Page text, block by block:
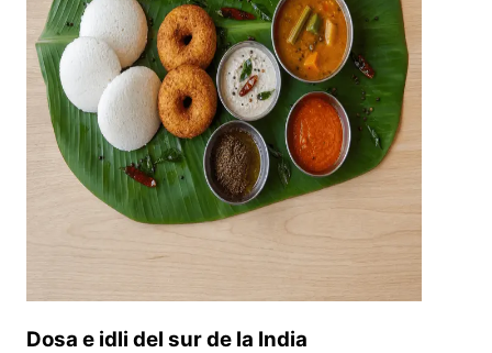
Dosa e idli del sur de la India